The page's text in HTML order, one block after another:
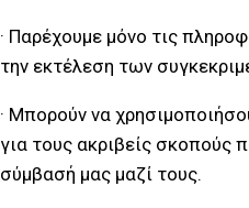
· Παρέχουμε μόνο τις
την εκτέλεση των
· Μπορούν να
για τους ακριβείς σκοπούς
σύμβασή μας μαζί τους.